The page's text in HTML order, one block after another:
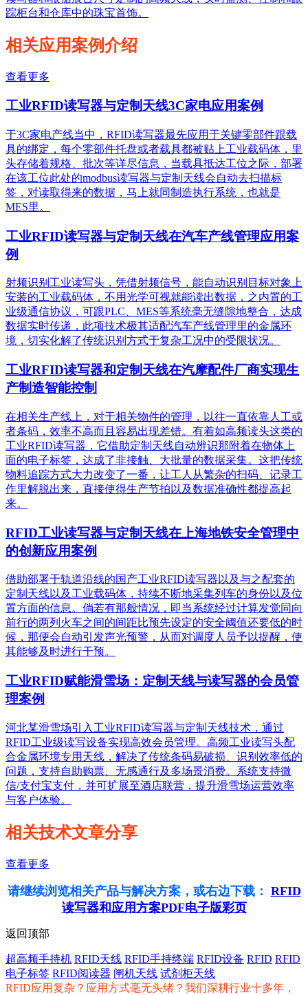
踪柜台和仓库中的珠宝首饰。
相关应用案例介绍
查看更多
工业RFID读写器与定制天线3C家电应用案例
于3C家电产线当中，RFID读写器最先应用于关键零部件跟载
具的绑定，每个零部件托盘或者载具都被贴上工业载码体，里
头存储着规格、批次等详尽信息，当载具抵达工位之际，部署
在该工位此处的modbus读写器与定制天线会自动去扫描标
签，对读取得来的数据，马上就同制造执行系统，也就是
MES里。
工业RFID读写器与定制天线在汽车产线管理应用案
例
射频识别工业读写头，凭借射频信号，能自动识别目标对象上
安装的工业载码体，不用光学可视就能读出数据，之内置的工
业级通信协议，可跟PLC、MES等系统毫无缝隙地整合，达成
数据实时传递，此项技术极其适配汽车产线管理里的金属环
境，切实化解了传统识别方式于复杂工况中的受限状况。
工业RFID读写器和定制天线在汽摩配件厂商实现生
产制造智能控制
在相关生产线上，对于相关物件的管理，以往一直依靠人工或
者条码，效率不高而且容易出现差错。有着如高频读头这类的
工业RFID读写器，它借助定制天线自动辨识那附着在物体上
面的电子标签，达成了非接触、大批量的数据采集。这把传统
物料追踪方式大力改变了一番，让工人从繁杂的扫码、记录工
作里解脱出来，直接使得生产节拍以及数据准确性都提高起
来。
RFID工业读写器与定制天线在上海地铁安全管理中
的创新应用案例
借助部署于轨道沿线的国产工业RFID读写器以及与之配套的
定制天线以及工业载码体，持续不断地采集列车的身份以及位
置方面的信息。倘若有那般情况，即当系统经过计算发觉同向
前行的两列火车之间的间距比预先设定的安全阈值还要低的时
候，那便会自动引发声光预警，从而对调度人员予以提醒，使
其能够及时进行干预。
工业RFID赋能滑雪场：定制天线与读写器的会员管
理案例
河北某滑雪场引入工业RFID读写器与定制天线技术，通过
RFID工业级读写设备实现高效会员管理。高频工业读写头配
合金属环境专用天线，解决了传统条码易破损、识别效率低的
问题，支持自助购票、无感通行及多场景消费。系统支持微
信/支付宝支付，并可扩展至酒店联营，提升滑雪场运营效率
与客户体验。
相关技术文章分享
查看更多
请继续浏览相关产品与解决方案，或右边下载： RFID
读写器和应用方案PDF电子版彩页
返回顶部
超高频手持机 RFID天线 RFID手持终端 RFID设备 RFID RFID
电子标签 RFID阅读器 闸机天线 试剂柜天线
RFID应用复杂？应用方式毫无头绪？我们深耕行业十多年，